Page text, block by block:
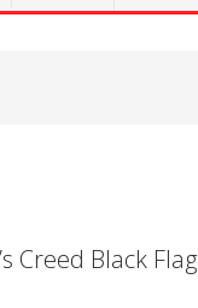
Creed Black Flag